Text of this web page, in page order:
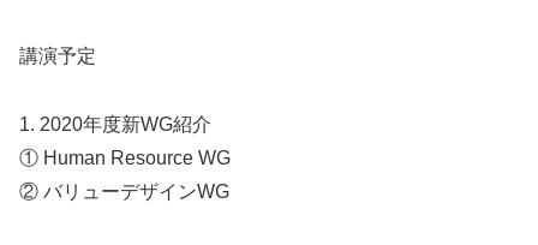
講演予定
1. 2020年度新WG紹介
① Human Resource WG
② バリューデザインWG